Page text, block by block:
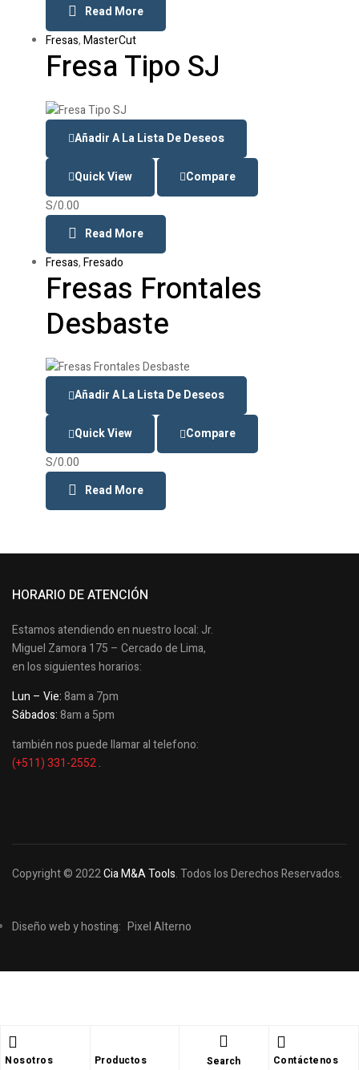
Read More
Fresas,MasterCut
Fresa Tipo SJ
Añadir A La Lista De Deseos
Quick View
Compare
S/0.00
Read More
Fresas,Fresado
Fresas Frontales
Desbaste
Añadir A La Lista De Deseos
Quick View
Compare
S/0.00
Read More
Nosotros Productos Search Contáctenos
HORARIO DE ATENCIÓN
Estamos atendiendo en nuestro local: Jr.
Miguel Zamora 175 – Cercado de Lima,
en los siguientes horarios:
Lun – Vie:8am a 7pm
Sábados:8am a 5pm
también nos puede llamar al telefono:
(+511) 331-2552.
Copyright © 2022Cia M&A Tools. Todos los Derechos Reservados.
Diseño web y hosting: Pixel Alterno
Shopping cart